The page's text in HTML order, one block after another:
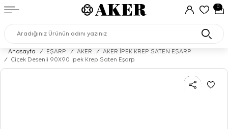
0
Anasayfa / EŞARP / AKER /
AKER İPEK KREP SATEN EŞARP
/
Çiçek Desenli 90X90 İpek Krep Saten Eşarp